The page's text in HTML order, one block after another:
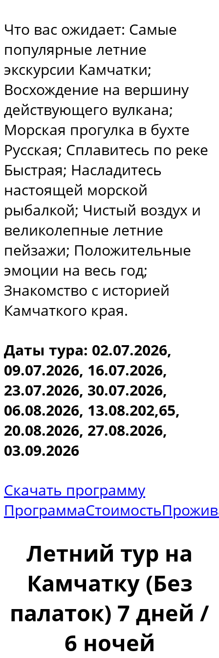
Что вас ожидает: Самые
популярные летние
экскурсии Камчатки;
Восхождение на вершину
действующего вулкана;
Морская прогулка в бухте
Русская; Сплавитесь по реке
Быстрая; Насладитесь
настоящей морской
рыбалкой; Чистый воздух и
великолепные летние
пейзажи; Положительные
эмоции на весь год;
Знакомство с историей
Камчаткого края.
Даты тура: 02.07.2026,
09.07.2026, 16.07.2026,
23.07.2026, 30.07.2026,
06.08.2026, 13.08.202,65,
20.08.2026, 27.08.2026,
03.09.2026
Скачать программу
ПрограммаСтоимость
Летний тур на
Камчатку (Без
палаток) 7 дней /
6 ночей